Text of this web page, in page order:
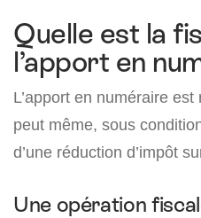
Quelle est la
l’apport en
L’apport en numéraire
peut même, sous
d’une réduction d’impôt
Une opération